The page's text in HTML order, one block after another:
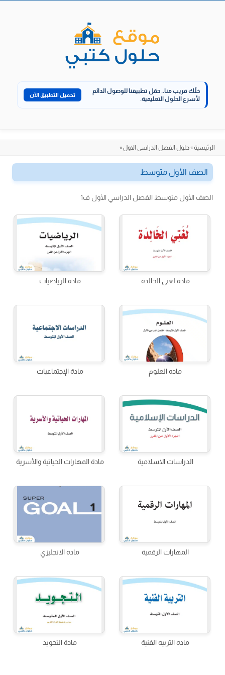
خلّك قريب منا.. حمّل تطبيقنا للوصول الدائم
لأسرع الحلول التعليمية.
تحميل التطبيق الآن
الرئيسية»حلول الفصل الدراسي الاول»
الصف الأول متوسط
الصف الأول متوسط الفصل الدراسي الأول ف1
مادة لغتي الخالدة ماده الرياضيات
ماده العلوم مادة الإجتماعيات
الدراسات الاسلامية مادة المهارات الحياتية والأسرية
المهارات الرقمية ماده الانجليزي
ماده التربيه الفنية مادة التجويد